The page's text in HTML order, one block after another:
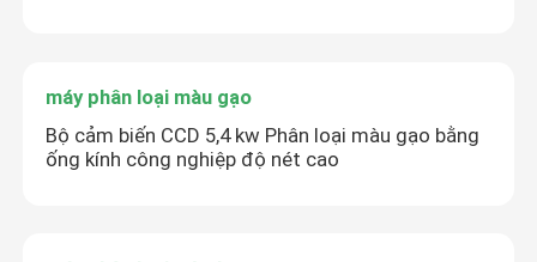
máy phân loại màu gạo
Bộ cảm biến CCD 5,4 kw Phân loại màu gạo bằng
ống kính công nghiệp độ nét cao